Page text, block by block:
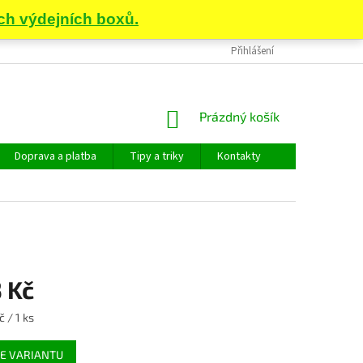
Přihlášení
NÁKUPNÍ
Prázdný košík
Doprava a platba Tipy a triky
Kontakty
Kč
/ 1 ks
VARIANTU